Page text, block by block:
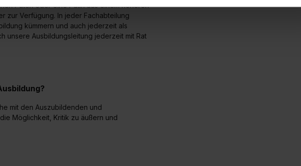
später noch im Einzelfall bei dem jeweiligen Inhalt erteilen. Willst du nur bestimmte
triff deine Auswahl über die Checkboxen und klick auf „Auswahl erlauben“. Die
Cookies der Kategorien „Präferenzen“, „Statistiken“ und „Social Media und Marketing“
widerrufen. Weitere Informationen zu den einzelnen Cookies findest du durch Klick auf
Paten oder eine Patin aus einem höheren
zur Verfügung. In jeder Fachabteilung
kümmern und auch jederzeit als
unsere Ausbildungsleitung jederzeit mit Rat
mit den Auszubildenden und
Möglichkeit, Kritik zu äußern und